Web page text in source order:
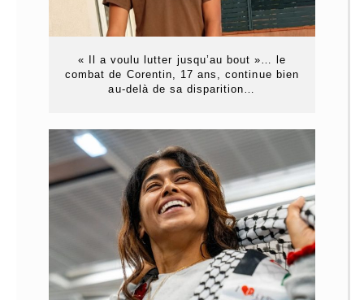
« Il a voulu lutter jusqu’au bout »… le
combat de Corentin, 17 ans, continue bien
au-delà de sa disparition…